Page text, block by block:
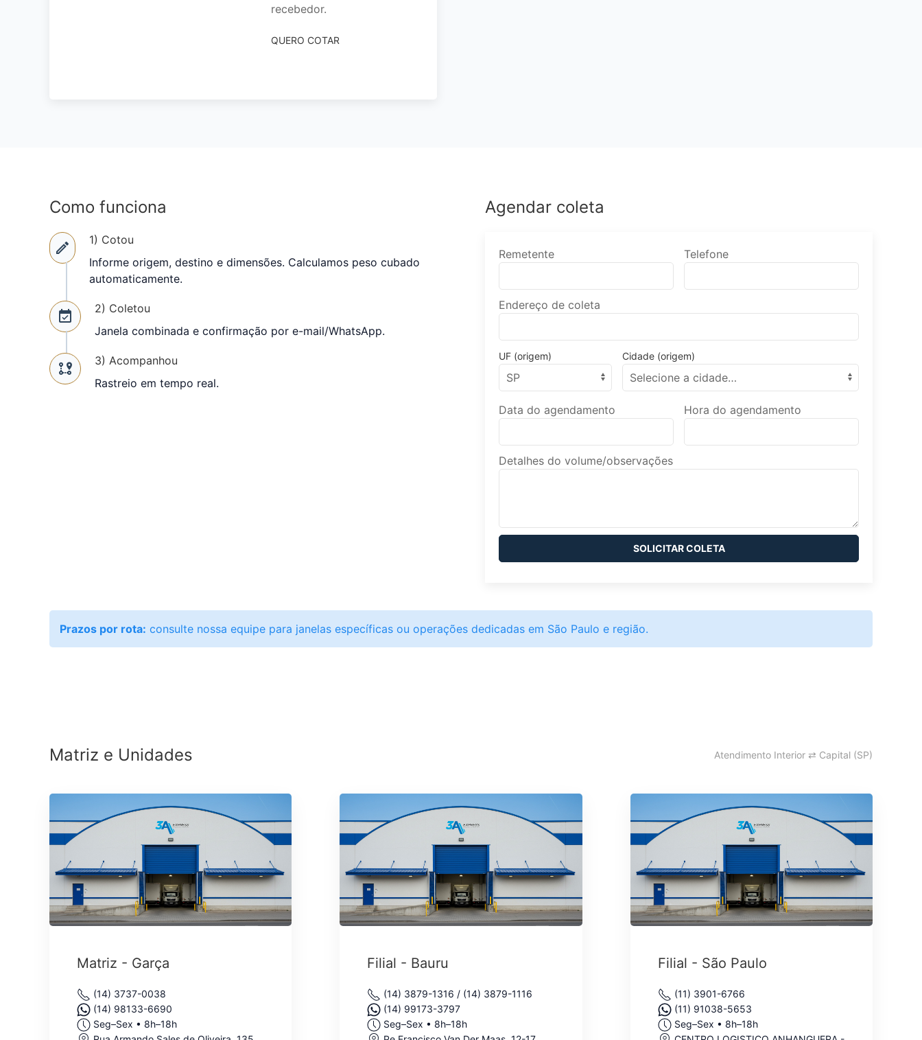
recebedor.
QUERO COTAR
Como funciona
1) Cotou
Informe origem, destino e dimensões. Calculamos peso cubado
automaticamente.
2) Coletou
Janela combinada e confirmação por e-mail/WhatsApp.
3) Acompanhou
Rastreio em tempo real.
Agendar coleta
Remetente Telefone
Endereço de coleta
UF (origem) Cidade (origem)
Data do agendamento Hora do agendamento
Detalhes do volume/observações
SOLICITAR COLETA
Prazos por rota: consulte nossa equipe para janelas específicas ou operações dedicadas em São Paulo e região.
Matriz e Unidades Atendimento Interior ⇄ Capital (SP)
Matriz - Garça
(14) 3737-0038
(14) 98133-6690
Seg–Sex • 8h–18h
Filial - Bauru
(14) 3879-1316 / (14) 3879-1116
(14) 99173-3797
Seg–Sex • 8h–18h
Filial - São Paulo
(11) 3901-6766
(11) 91038-5653
Seg–Sex • 8h–18h